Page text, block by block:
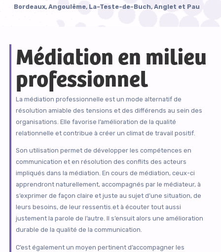
Bordeaux, Angoulême, La-Teste-de-Buch, Anglet et Pau
Médiation en milieu
professionnel
La médiation professionnelle est un mode alternatif de
résolution amiable des tensions et des différends au sein des
organisations. Elle favorise l’amélioration de la qualité
relationnelle et contribue à créer un climat de travail positif.
Son utilisation permet de développer les compétences en
communication et en résolution des conflits des acteurs
impliqués dans la médiation. En cours de médiation, ceux-ci
apprendront naturellement, accompagnés par le médiateur, à
s’exprimer de façon claire et juste au sujet d’une situation, de
leurs besoins, de leur ressentis.et à écouter tout aussi
justement la parole de l’autre. Il s’ensuit alors une amélioration
durable de la qualité de la communication.
C’est également un moyen pertinent d’accompagner les